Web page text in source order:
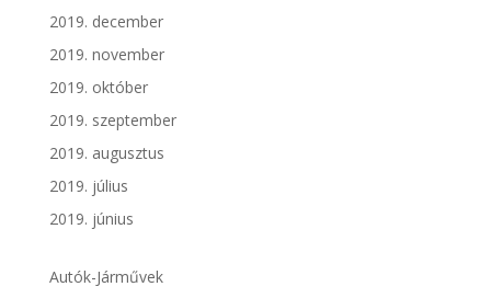
2019. december
2019. november
2019. október
2019. szeptember
2019. augusztus
2019. július
2019. június
Autók-Járművek